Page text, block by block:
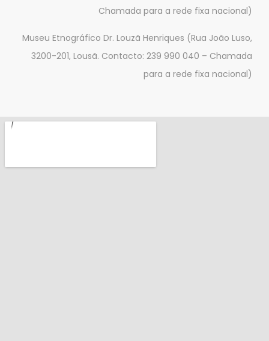
Chamada para a rede fixa nacional)
Museu Etnográfico Dr. Louzã Henriques (Rua João Luso,
3200-201, Lousã. Contacto: 239 990 040 – Chamada
para a rede fixa nacional)